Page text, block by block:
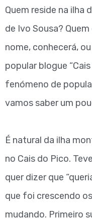
Quem reside na ilha
de Ivo Sousa?
nome, conhecerá,
popular blogue
fenómeno de
vamos saber um
É natural da ilha
no Cais do Pico.
quer dizer que
que foi crescendo
mudando. Primeiro